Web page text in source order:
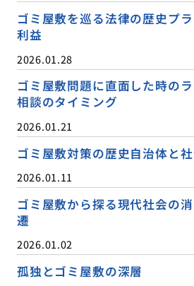
ゴミ屋敷を巡る法律の歴史プ
利益
2026.01.28
ゴミ屋敷問題に直面した時の
相談のタイミング
2026.01.21
ゴミ屋敷対策の歴史自治体と
2026.01.11
ゴミ屋敷から探る現代社会の
遷
2026.01.02
孤独とゴミ屋敷の深層